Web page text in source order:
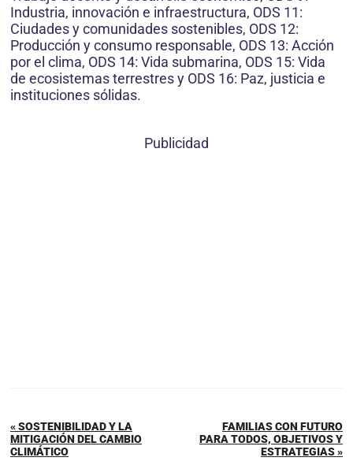
Industria, innovación e infraestructura, ODS 11:
Ciudades y comunidades sostenibles, ODS 12:
Producción y consumo responsable, ODS 13: Acción
por el clima, ODS 14: Vida submarina, ODS 15: Vida
de ecosistemas terrestres y ODS 16: Paz, justicia e
instituciones sólidas.
Publicidad
« SOSTENIBILIDAD Y LA
MITIGACIÓN DEL CAMBIO
CLIMÁTICO
FAMILIAS CON FUTURO
PARA TODOS, OBJETIVOS Y
ESTRATEGIAS »